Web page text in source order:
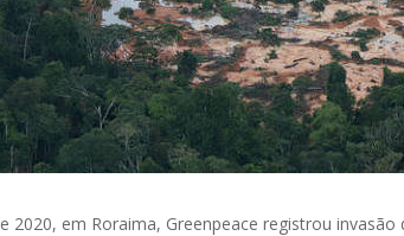
2020, em Roraima, Greenpeace registrou